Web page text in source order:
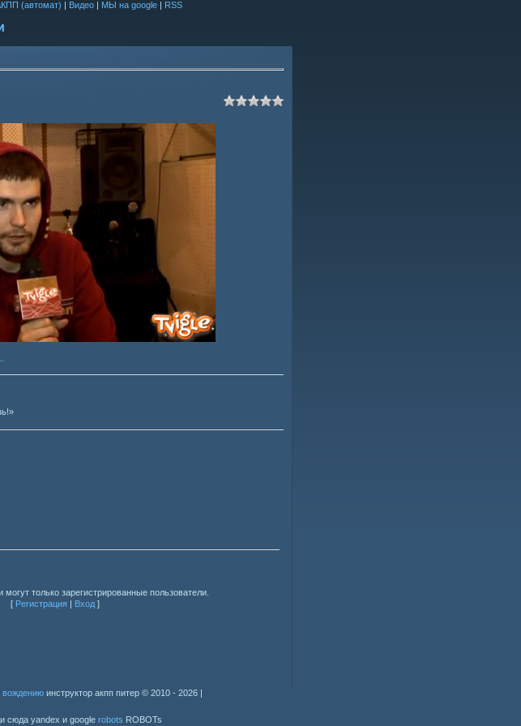
(автомат) | Видео| МЫ на google| RSS
только зарегистрированные пользователи.
[ Регистрация | Вход ]
вождению инструктор акпп питер © 2010 - 2026 |
сюда yandex и google robots ROBOTs